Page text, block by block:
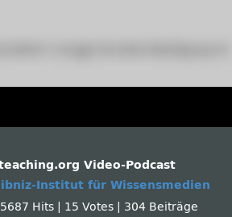
Video-Podcast
Institut für Wissensmedien
Hits
15 Votes
304 Beiträge